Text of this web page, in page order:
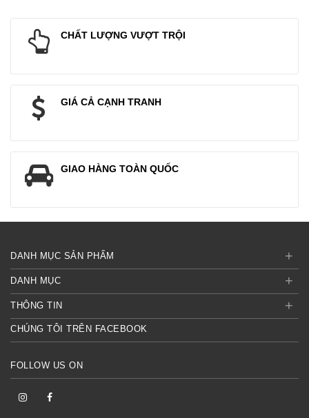
CHẤT LƯỢNG VƯỢT TRỘI
GIÁ CẢ CẠNH TRANH
GIAO HÀNG TOÀN QUỐC
DANH MỤC SẢN PHẨM +
DANH MỤC +
THÔNG TIN +
CHÚNG TÔI TRÊN FACEBOOK
FOLLOW US ON